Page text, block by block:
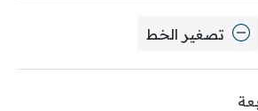
تصغير الخط